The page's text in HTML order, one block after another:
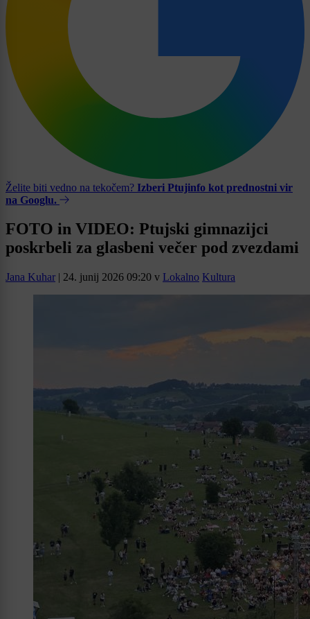
Želite biti vedno na tekočem? Izberi Ptujinfo kot prednostni vir
na Googlu.
FOTO in VIDEO: Ptujski gimnazijci
poskrbeli za glasbeni večer pod zvezdami
Jana Kuhar | 24. junij 2026 09:20 v Lokalno Kultura